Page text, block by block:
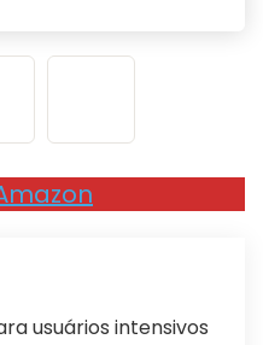
usuários intensivos